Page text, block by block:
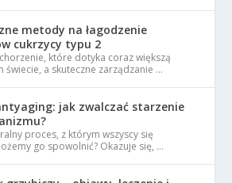
metody na łagodzenie
cukrzycy typu 2
które dotyka coraz większą
świecie, a skuteczne zarządzanie …
jak zwalczać starzenie
proces, z którym wszyscy się
go spowolnić? Okazuje się, …